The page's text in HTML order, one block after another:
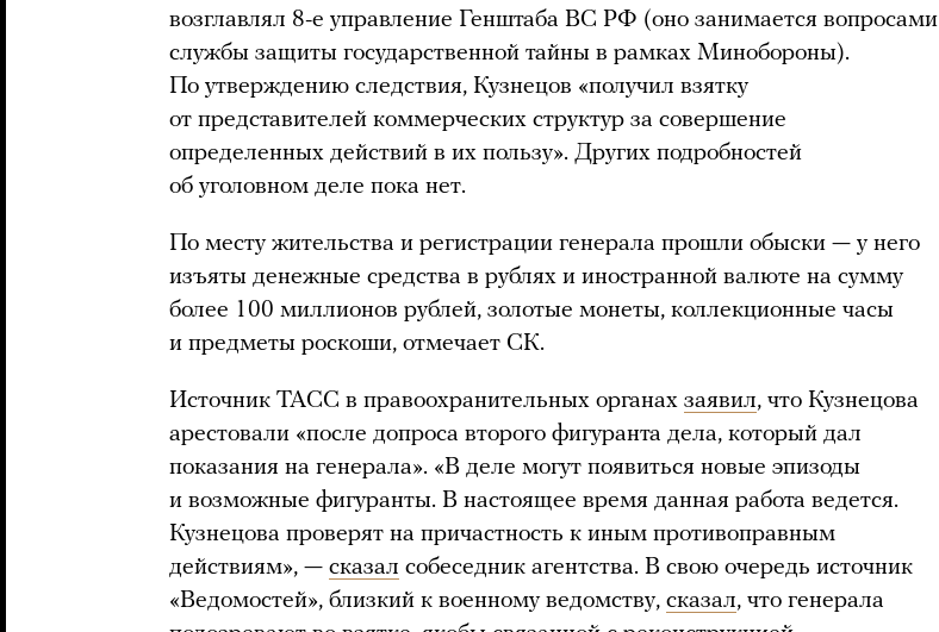
возглавлял 8-е управление Генштаба ВС РФ (оно занимается вопросами
службы защиты государственной тайны в рамках Минобороны).
По утверждению следствия, Кузнецов «получил взятку
от представителей коммерческих структур за совершение
определенных действий в их пользу». Других подробностей
об уголовном деле пока нет.
По месту жительства и регистрации генерала прошли обыски — у него
изъяты денежные средства в рублях и иностранной валюте на сумму
более 100 миллионов рублей, золотые монеты, коллекционные часы
и предметы роскоши, отмечает СК.
Источник ТАСС в правоохранительных органах заявил, что Кузнецова
арестовали «после допроса второго фигуранта дела, который дал
показания на генерала». «В деле могут появиться новые эпизоды
и возможные фигуранты. В настоящее время данная работа ведется.
Кузнецова проверят на причастность к иным противоправным
действиям», — сказал собеседник агентства. В свою очередь источник
«Ведомостей», близкий к военному ведомству, сказал, что генерала